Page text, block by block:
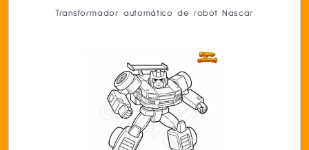
Transformador automático de robot Nascar